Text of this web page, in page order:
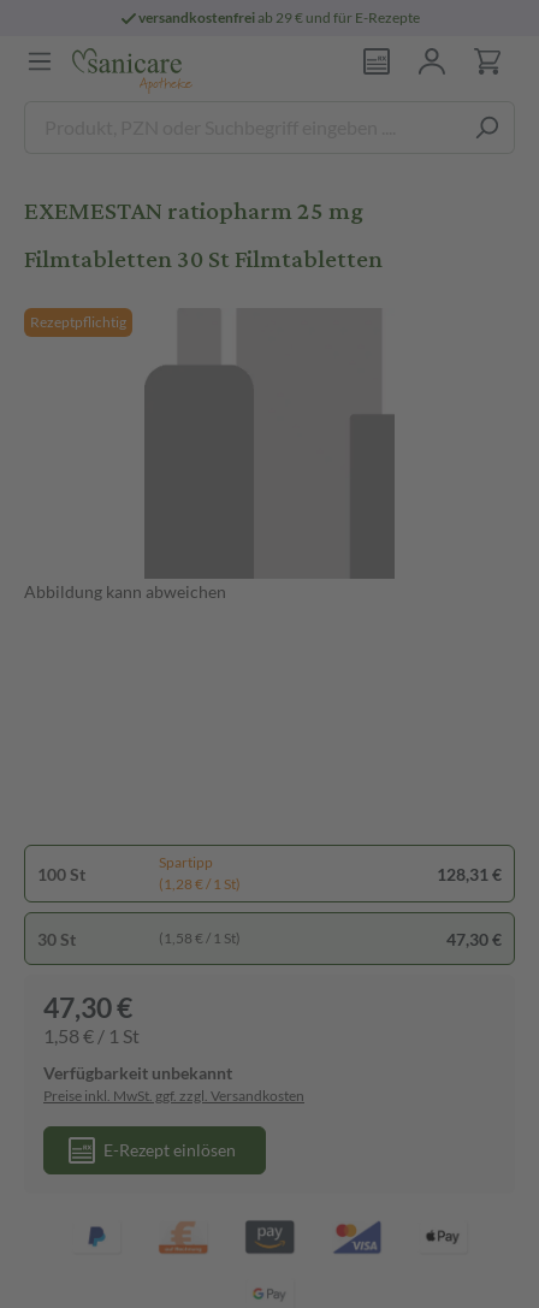
versandkostenfreiab 29 € und für E-Rezepte
EXEMESTAN ratiopharm 25 mg
Filmtabletten 30 St Filmtabletten
Rezeptpflichtig
Abbildung kann abweichen
100 St
Spartipp
(1,28 € / 1 St)
128,31 €
30 St (1,58 € / 1 St) 47,30 €
47,30 €
1,58 € / 1 St
Verfügbarkeit unbekannt
Preise inkl. MwSt. ggf. zzgl. Versandkosten
E-Rezept einlösen